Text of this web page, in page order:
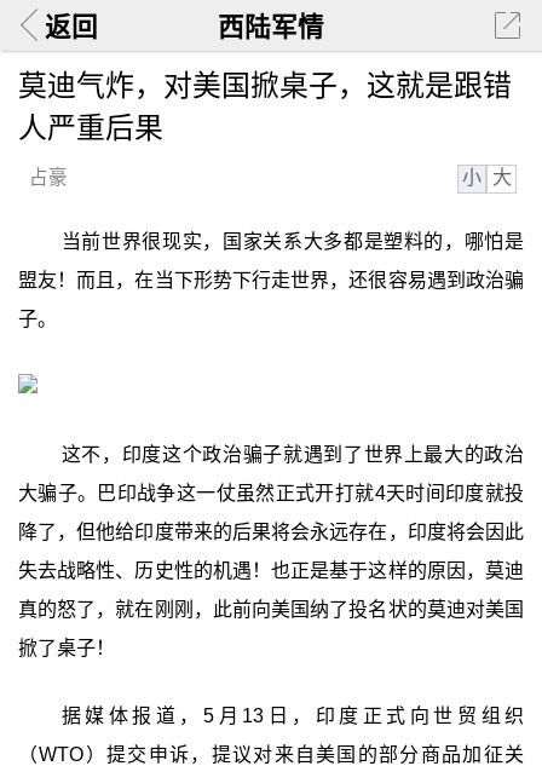
返回 西陆军情
莫迪气炸，对美国掀桌子，这就是跟错
人严重后果
占豪 小 大
当前世界很现实，国家关系大多都是塑料的，哪怕是
盟友！而且，在当下形势下行走世界，还很容易遇到政治骗
子。
这不，印度这个政治骗子就遇到了世界上最大的政治
大骗子。巴印战争这一仗虽然正式开打就4天时间印度就投
降了，但他给印度带来的后果将会永远存在，印度将会因此
失去战略性、历史性的机遇！也正是基于这样的原因，莫迪
真的怒了，就在刚刚，此前向美国纳了投名状的莫迪对美国
掀了桌子！
据媒体报道，5月13日，印度正式向世贸组织
（WTO）提交申诉，提议对来自美国的部分商品加征关